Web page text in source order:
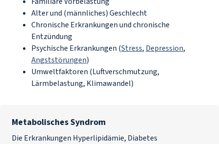
Alter und (männliches) Geschlecht
Chronische Erkrankungen und chronische
Entzündung
Psychische Erkrankungen (Stress, Depression,
Angststörungen)
Umweltfaktoren (Luftverschmutzung,
Lärmbelastung, Klimawandel)
Metabolisches Syndrom
Die Erkrankungen Hyperlipidämie, Diabetes